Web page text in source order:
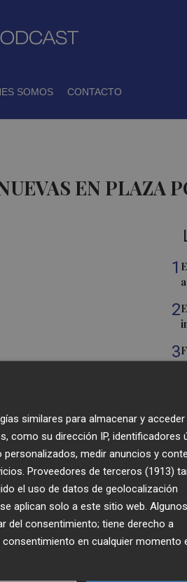
SOMOS CONTACTO
EN PLAZA
1
2
3
5
de
correo
similares para almacenar y acceder
como su dirección IP, identificadores
medir anuncios y
Proveedores de terceros (1913)
el uso de datos de geolocalización
aplican solo a este sitio web. Algunos
del consentimiento; tiene derecho a
consentimiento en cualquier momento